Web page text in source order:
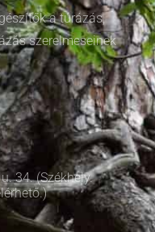
a túrázás,
szerelmeseinek
34. (Székhely.